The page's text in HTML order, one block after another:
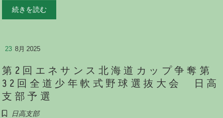
続きを読む
23 8月 2025
第2回エネサンス北海道カップ争奪第
32回全道少年軟式野球選抜大会 日高
支部予選
日高支部